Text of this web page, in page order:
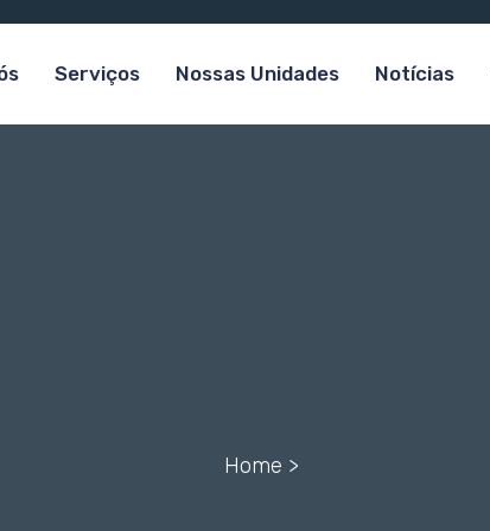
Serviços Nossas Unidades Notícias
Home >